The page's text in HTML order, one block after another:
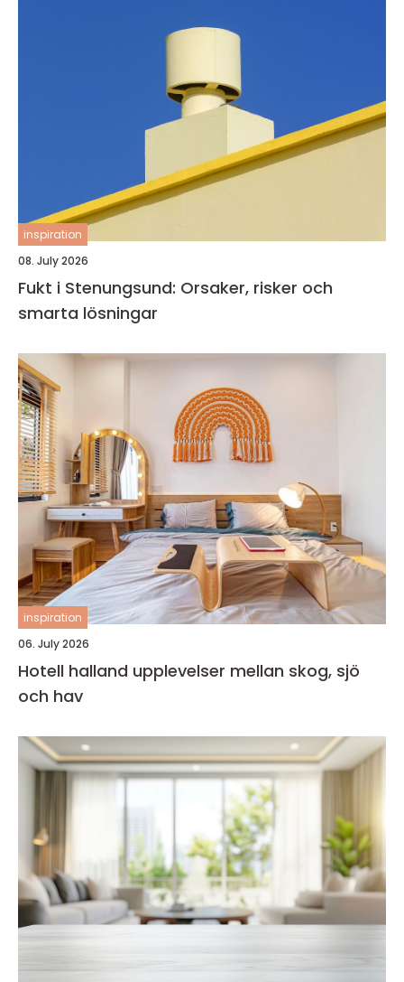
inspiration
08. July 2026
Fukt i Stenungsund: Orsaker, risker och
smarta lösningar
inspiration
06. July 2026
Hotell halland upplevelser mellan skog, sjö
och hav